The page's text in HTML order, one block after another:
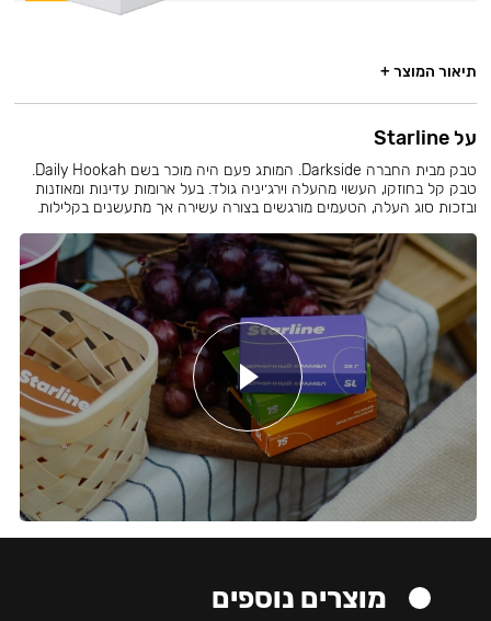
תיאור המוצר +
על Starline
טבק מבית החברה Darkside. המותג פעם היה מוכר בשם Daily Hookah.
טבק קל בחוזקו, העשוי מהעלה וירג׳יניה גולד. בעל ארומות עדינות ומאוזנות
ובזכות סוג העלה, הטעמים מורגשים בצורה עשירה אך מתעשנים בקלילות.
מוצרים נוספים